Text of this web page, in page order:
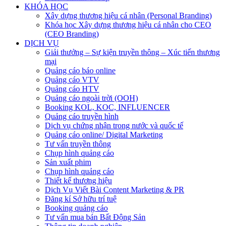
KHÓA HỌC
Xây dựng thương hiệu cá nhân (Personal Branding)
Khóa học Xây dựng thương hiệu cá nhân cho CEO
(CEO Branding)
DỊCH VỤ
Giải thưởng – Sự kiện truyền thông – Xúc tiến thương
mại
Quảng cáo báo online
Quảng cáo VTV
Quảng cáo HTV
Quảng cáo ngoài trời (OOH)
Booking KOL, KOC, INFLUENCER
Quảng cáo truyền hình
Dịch vụ chứng nhận trong nước và quốc tế
Quảng cáo online/ Digital Marketing
Tư vấn truyền thông
Chụp hình quảng cáo
Sản xuất phim
Chụp hình quảng cáo
Thiết kế thương hiệu
Dịch Vụ Viết Bài Content Marketing & PR
Đăng kí Sở hữu trí tuệ
Booking quảng cáo
Tư vấn mua bán Bất Động Sản